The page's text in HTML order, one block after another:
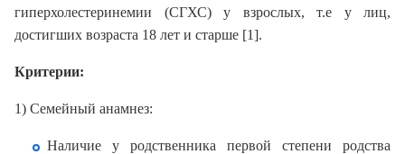
гиперхолестеринемии (СГХС) у взрослых, т.е у лиц,
достигших возраста 18 лет и старше [1].
Критерии:
1) Семейный анамнез:
Наличие у родственника первой степени родства